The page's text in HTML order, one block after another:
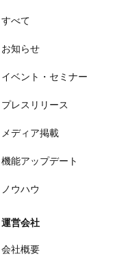
すべて
お知らせ
イベント・セミナー
プレスリリース
メディア掲載
機能アップデート
ノウハウ
運営会社
会社概要